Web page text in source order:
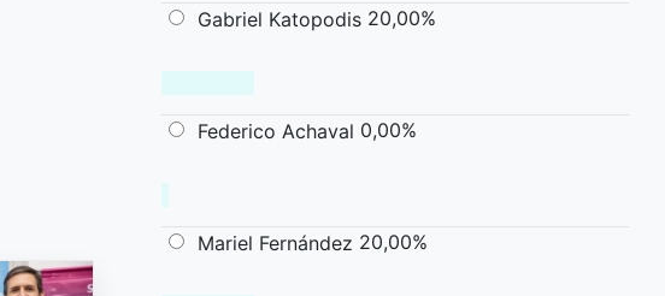
Gabriel Katopodis 20,00%
Federico Achaval 0,00%
Mariel Fernández 20,00%